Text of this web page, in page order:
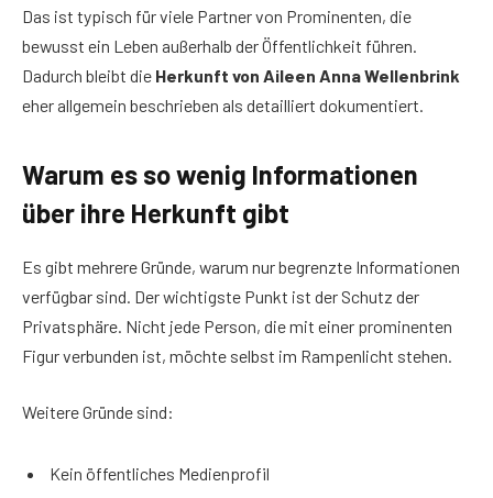
Das ist typisch für viele Partner von Prominenten, die
bewusst ein Leben außerhalb der Öffentlichkeit führen.
Dadurch bleibt die Herkunft von Aileen Anna Wellenbrink
eher allgemein beschrieben als detailliert dokumentiert.
Warum es so wenig Informationen
über ihre Herkunft gibt
Es gibt mehrere Gründe, warum nur begrenzte Informationen
verfügbar sind. Der wichtigste Punkt ist der Schutz der
Privatsphäre. Nicht jede Person, die mit einer prominenten
Figur verbunden ist, möchte selbst im Rampenlicht stehen.
Weitere Gründe sind:
Kein öffentliches Medienprofil